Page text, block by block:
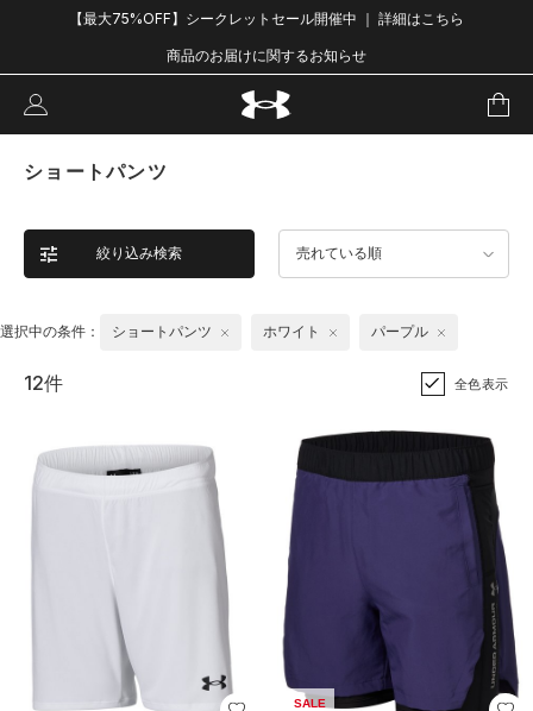
【最大75%OFF】シークレットセール開催中 ｜ 詳細はこちら
商品のお届けに関するお知らせ
ショートパンツ
絞り込み検索 売れている順
選択中の条件： ショートパンツ ホワイト パープル
12件 全色表示
SALE